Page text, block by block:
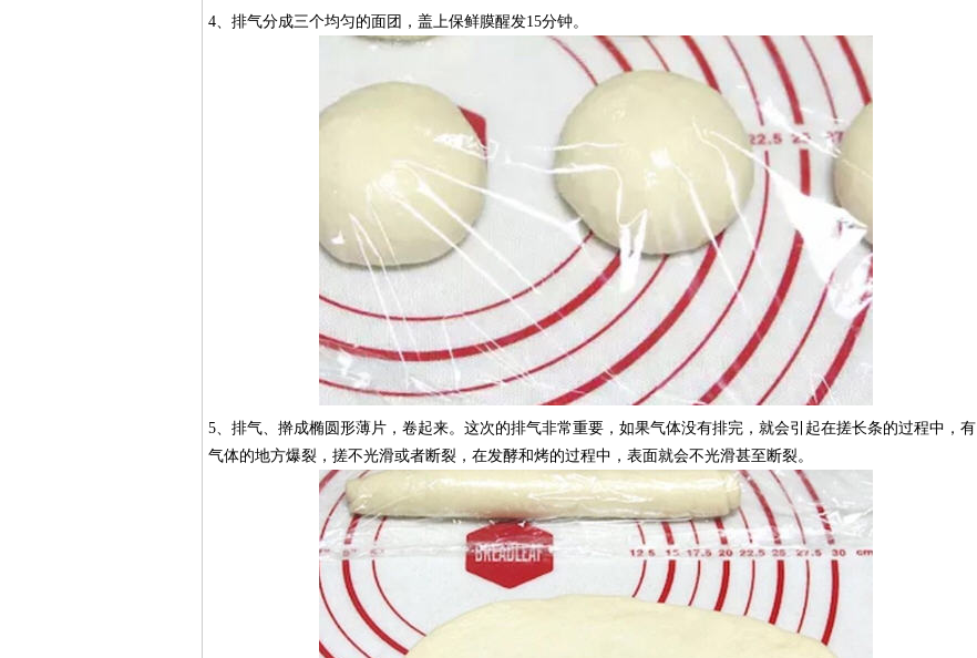
4、排气分成三个均匀的面团，盖上保鲜膜醒发15分钟。
5、排气、擀成椭圆形薄片，卷起来。这次的排气非常重要，如果气体没有排完，就会引起在搓长条的过程中，有
气体的地方爆裂，搓不光滑或者断裂，在发酵和烤的过程中，表面就会不光滑甚至断裂。